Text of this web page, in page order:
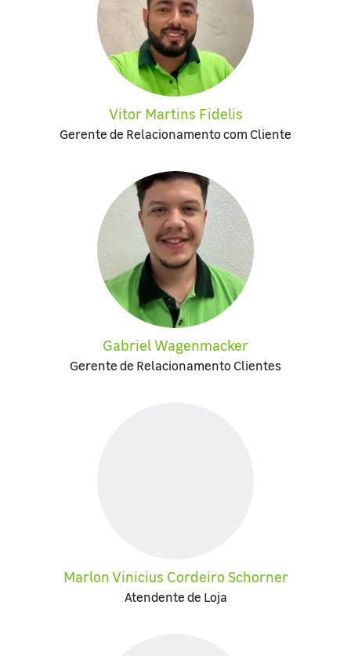
Vitor Martins Fidelis
Gerente de Relacionamento com Cliente
Gabriel Wagenmacker
Gerente de Relacionamento Clientes
Marlon Vinicius Cordeiro Schorner
Atendente de Loja